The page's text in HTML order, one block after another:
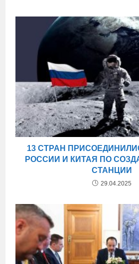
13 СТРАН
РОССИИ И КИТАЯ ПО
СТАНЦИИ
29.04.2025